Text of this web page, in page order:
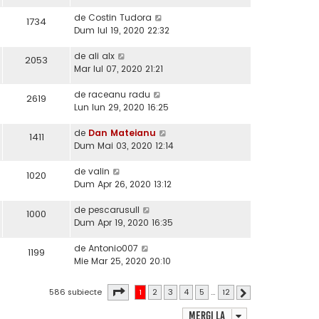
1734 de Costin Tudora
Dum Iul 19, 2020 22:32
2053 de ali alx
Mar Iul 07, 2020 21:21
2619 de raceanu radu
Lun Iun 29, 2020 16:25
1411 de Dan Mateianu
Dum Mai 03, 2020 12:14
1020 de valin
Dum Apr 26, 2020 13:12
1000 de pescarusull
Dum Apr 19, 2020 16:35
1199 de Antonio007
Mie Mar 25, 2020 20:10
586 subiecte Pagina1 din 12
1 2 3 4 5 … 12
Mergi la